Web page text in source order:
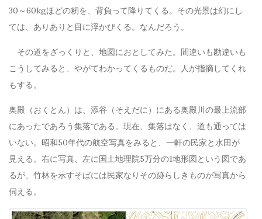
30～60kgほどの籾を、背負って降りてくる。その光景は幻にし
ては、ありありと目に浮かびくる。なんだろう。
その道をざっくりと、地図におとしてみた。間違いも勘違いも
こうしてみると、やがてわかってくるものだ。人が指摘してくれ
もする。
奥殿（おくとん）は、添谷（そえだに）にある奥殿川の最上流部
にあったであろう集落である。現在、集落はなく、道も通っては
いない。昭和50年代の航空写真をみると、一軒の民家と水田が
見える。右に写真、左に国土地理院5万分の1地形図という図であ
るが、竹林を示すそばには民家なりその跡らしきものが写真から
伺える。